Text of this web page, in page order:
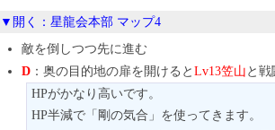
▼開く：星龍会本部 マップ4
敵を倒しつつ先に進む
D ：奥の目的地の扉を開けると Lv13笠山 と戦
HPがかなり高いです。
HP半減で「剛の気合」を使ってきます。